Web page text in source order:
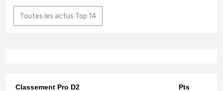
Toutes les actus Top 14
Classement Pro D2 Pts